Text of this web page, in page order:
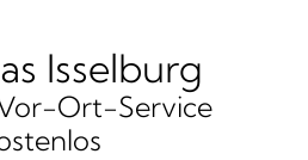
Isselburg
Ort-Service